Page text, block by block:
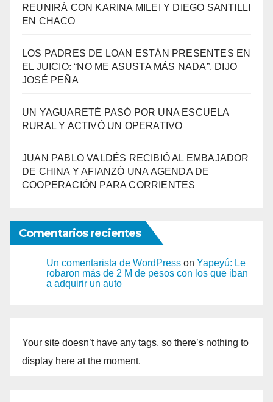
REUNIRÁ CON KARINA MILEI Y DIEGO SANTILLI
EN CHACO
LOS PADRES DE LOAN ESTÁN PRESENTES EN
EL JUICIO: “NO ME ASUSTA MÁS NADA”, DIJO
JOSÉ PEÑA
UN YAGUARETÉ PASÓ POR UNA ESCUELA
RURAL Y ACTIVÓ UN OPERATIVO
JUAN PABLO VALDÉS RECIBIÓ AL EMBAJADOR
DE CHINA Y AFIANZÓ UNA AGENDA DE
COOPERACIÓN PARA CORRIENTES
Comentarios recientes
Un comentarista de WordPress on Yapeyú: Le
robaron más de 2 M de pesos con los que iban
a adquirir un auto
Your site doesn’t have any tags, so there’s nothing to
display here at the moment.